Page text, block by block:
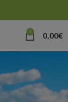
0 0,00€